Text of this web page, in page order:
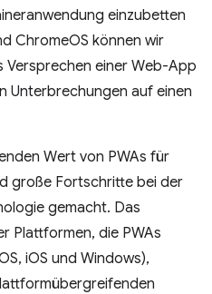
einzubetten
ChromeOS können wir
einer Web-App
Unterbrechungen auf einen
Wert von PWAs für
große Fortschritte bei der
gemacht. Das
Plattformen, die PWAs
iOS und Windows),